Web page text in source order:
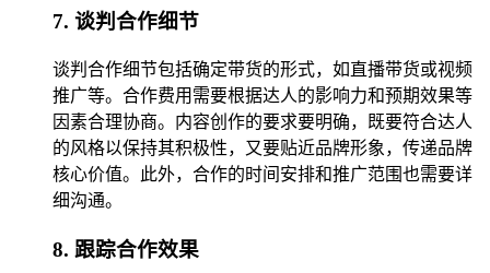
7. 谈判合作细节
谈判合作细节包括确定带货的形式，如直播带货或视频
推广等。合作费用需要根据达人的影响力和预期效果等
因素合理协商。内容创作的要求要明确，既要符合达人
的风格以保持其积极性，又要贴近品牌形象，传递品牌
核心价值。此外，合作的时间安排和推广范围也需要详
细沟通。
8. 跟踪合作效果